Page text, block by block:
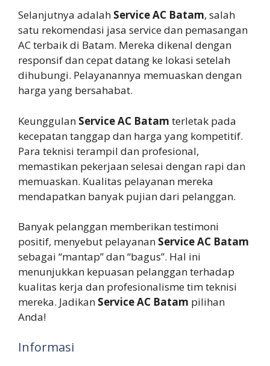
Selanjutnya adalah Service AC Batam, salah
satu rekomendasi jasa service dan pemasangan
AC terbaik di Batam. Mereka dikenal dengan
responsif dan cepat datang ke lokasi setelah
dihubungi. Pelayanannya memuaskan dengan
harga yang bersahabat.
Keunggulan Service AC Batam terletak pada
kecepatan tanggap dan harga yang kompetitif.
Para teknisi terampil dan profesional,
memastikan pekerjaan selesai dengan rapi dan
memuaskan. Kualitas pelayanan mereka
mendapatkan banyak pujian dari pelanggan.
Banyak pelanggan memberikan testimoni
positif, menyebut pelayanan Service AC Batam
sebagai “mantap” dan “bagus”. Hal ini
menunjukkan kepuasan pelanggan terhadap
kualitas kerja dan profesionalisme tim teknisi
mereka. Jadikan Service AC Batam pilihan
Anda!
Informasi